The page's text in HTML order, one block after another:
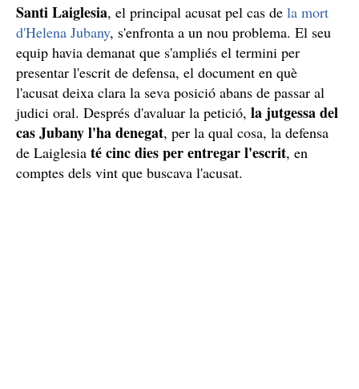
Santi Laiglesia, el principal acusat pel cas de la mort
d'Helena Jubany, s'enfronta a un nou problema. El seu
equip havia demanat que s'ampliés el termini per
presentar l'escrit de defensa, el document en què
l'acusat deixa clara la seva posició abans de passar al
judici oral. Després d'avaluar la petició, la jutgessa del
cas Jubany l'ha denegat, per la qual cosa, la defensa
de Laiglesia té cinc dies per entregar l'escrit, en
comptes dels vint que buscava l'acusat.